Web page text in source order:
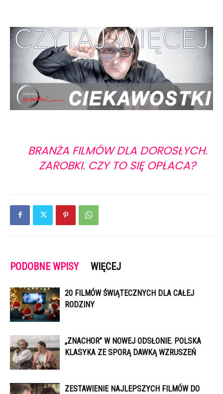
BRANŻA FILMÓW DLA DOROSŁYCH.
ZAROBKI. CZY TO SIĘ OPŁACA?
PODOBNE WPISY WIĘCEJ
20 FILMÓW ŚWIĄTECZNYCH DLA CAŁEJ
RODZINY
„ZNACHOR” W NOWEJ ODSŁONIE. POLSKA
KLASYKA ZE SPORĄ DAWKĄ WZRUSZEŃ
ZESTAWIENIE NAJLEPSZYCH FILMÓW DO